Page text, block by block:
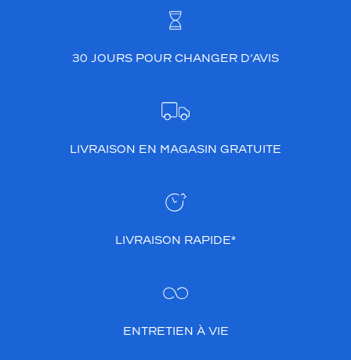
30 JOURS POUR CHANGER D’AVIS
LIVRAISON EN MAGASIN GRATUITE
LIVRAISON RAPIDE*
ENTRETIEN À VIE